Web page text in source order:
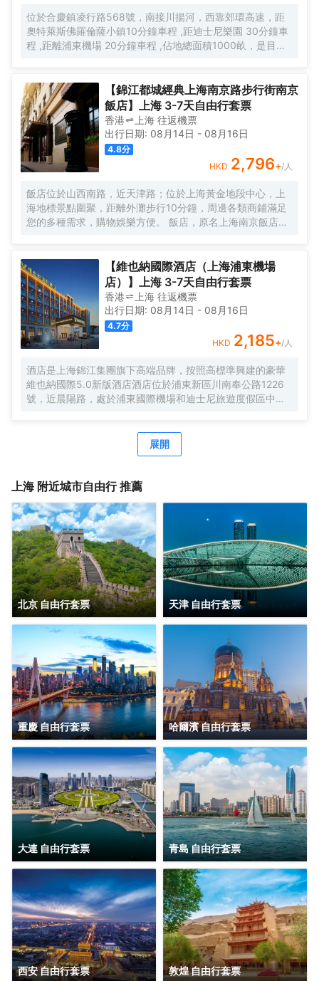
位於合慶鎮凌行路568號，南接川揚河，西靠郊環高速，距
奧特萊斯佛羅倫薩小鎮10分鐘車程 ,距迪士尼樂園 30分鐘車
程 ,距離浦東機場 20分鐘車程 ,佔地總面積1000畝，是目前
培訓於一體的綜合度假景區。 酒店整體以蘇式園林為主調，
精緻、古樸的四合院酒店 古色古香、花草蘢葱、鳥語花香 配
以現代化的設施以及標準化、人性化的服務。
【錦江都城經典上海南京路步行街南京
飯店】上海 3-7天自由行套票
香港 上海 往返機票
出行日期: 08月14日 - 08月16日
4.8分
HKD 2,796+/人
飯店位於山西南路，近天津路；位於上海黃金地段中心，上
海地標景點圍聚，距離外灘步行10分鐘，周邊各類商鋪滿足
您的多種需求，購物娛樂方便。 飯店，原名上海南京飯店。
上海文壇人士聚會的場所，文壇巨匠巴金、魯迅等都曾和南
京飯店結下不解之緣，是巴金早期宴請賓客及重大宴請之
地。 飯店配有無線WIFI、中西式自助餐廳、大堂吧、會議
室，自助餐廳提供營養、豐富、藝術的自助早餐，多種選擇
的午晚餐，每日下午2點至4點提供“社交時光”供您享用飲
料、小食，飯店是您旅遊、商務的上佳選擇。
【維也納國際酒店（上海浦東機場
店）】上海 3-7天自由行套票
香港 上海 往返機票
出行日期: 08月14日 - 08月16日
4.7分
HKD 2,185+/人
酒店是上海錦江集團旗下高端品牌，按照高標準興建的豪華
維也納國際5.0新版酒店酒店位於浦東新區川南奉公路1226
號，近晨陽路，處於浦東國際機場和迪士尼旅遊度假區中間
離浦東國際機場，僅有15分鐘車程。距離上海國際旅遊度假
區（迪士尼樂園），僅有20分鐘車程。可便捷到達地鐵2號
資源眾多，有上海新國際博覽中心、佛羅倫薩奧特萊斯購物
海旅遊區等。 酒店是錦江酒店（中國區）旗下的中端連鎖品
牌酒店，按照維也納國際5.0標準裝修，簡約時尚，整體風格
舒適典雅。客房寬敞明亮，房內布置精美，處處體現人性化
的理念。 酒店還有免費停車場、休閒茶吧、精品早餐、寬敞
會議室等，同時還為您提供24小時免費浦東機場接機（需預
約）等服務，賓客抵達浦東機場並取完行李聯繫當值司機
（13651944838），T1航站樓-三樓-3號門，T2航站樓-三
樓29號門，另酒店提供迪士尼樂園免費班車服務，送站時間
早上07：20一班車子送往迪士尼樂園，晚上第二場煙花結束
接回預計時間約22：00左右。是商務、休閒、會務的理想酒
店。
展開
上海 附近城市自由行 推薦
北京 自由行套票 天津 自由行套票
重慶 自由行套票 哈爾濱 自由行套票
大連 自由行套票 青島 自由行套票
西安 自由行套票 敦煌 自由行套票